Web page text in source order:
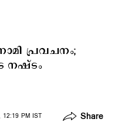
പ്രവചനം;
നഷ്ടം
12:19 PM IST
Share